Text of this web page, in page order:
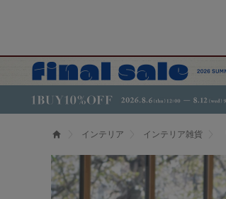
インテリア インテリア雑貨